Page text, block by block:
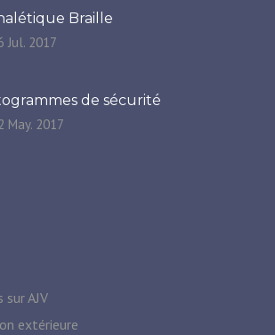
Braille
Jul. 2017
de sécurité
May. 2017
sur AJV
extérieure